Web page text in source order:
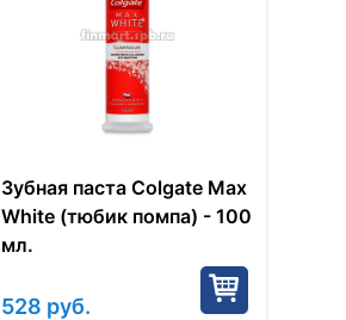
Зубная паста Colgate Max
White (тюбик помпа) - 100
мл.
528 руб.